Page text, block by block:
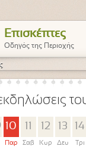
Επισκέπτες
Οδηγός της Περιοχής
εκδηλώσεις
10
Παρ Σαβ
12
Κυρ
13
Δευ
14
Τρι